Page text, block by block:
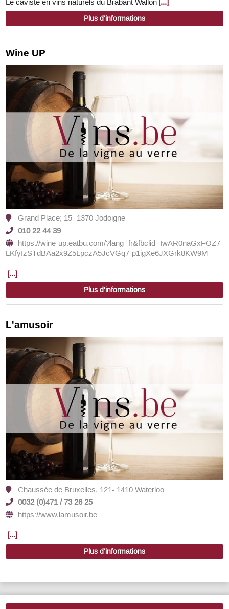
Plus d'informations
Wine UP
Grand Place; 15- 1370 Jodoigne
010 22 44 39
https://wine-up.eatbu.com/?lang=fr&fbclid=IwAR0naGxFOZ7-
LKfyIzSTdBAa2x9Z5LpczA5JcVGq7-p1igXe6JXGrk8KW9M
[...]
Plus d'informations
L'amusoir
Chaussée de Bruxelles, 121- 1410 Waterloo
0032 (0)471 / 73 26 25
https://www.lamusoir.be
[...]
Plus d'informations